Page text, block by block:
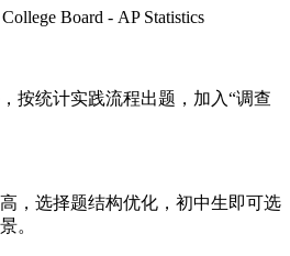
Board - AP Statistics
按统计实践流程出题，加入“调查
，选择题结构优化，初中生即可选
。